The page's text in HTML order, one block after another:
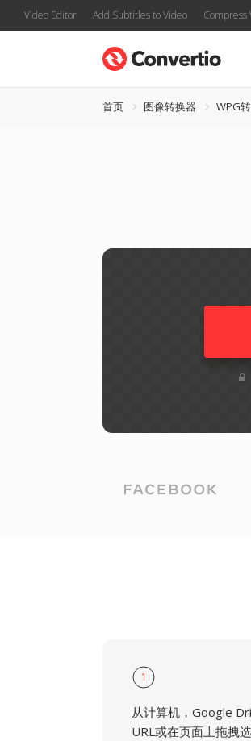
Video Editor Add Subtitles to Video Compress
首页 图像转换器 WPG
1
从计算机，Google
URL或在页面上拖拽